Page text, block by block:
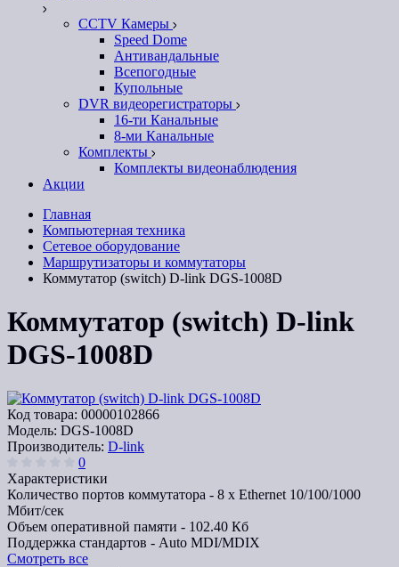
CCTV Камеры
Speed Dome
Антивандальные
Всепогодные
Купольные
DVR видеорегистраторы
16-ти Канальные
8-ми Канальные
Комплекты
Комплекты видеонаблюдения
Акции
Главная
Компьютерная техника
Сетевое оборудование
Маршрутизаторы и коммутаторы
Коммутатор (switch) D-link DGS-1008D
Коммутатор (switch) D-link
DGS-1008D
Код товара: 00000102866
Модель: DGS-1008D
Производитель: D-link
0
Характеристики
Количество портов коммутатора - 8 x Ethernet 10/100/1000
Мбит/сек
Объем оперативной памяти - 102.40 Кб
Поддержка стандартов - Auto MDI/MDIX
Смотреть все